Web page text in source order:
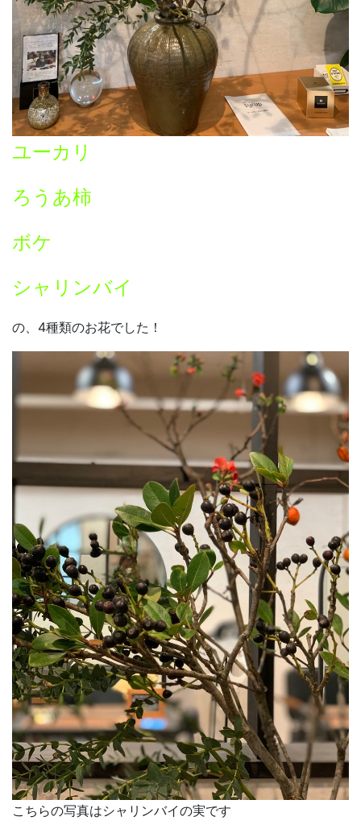
ユーカリ
ろうあ柿
ボケ
シャリンバイ
の、4種類のお花でした！
こちらの写真はシャリンバイの実です